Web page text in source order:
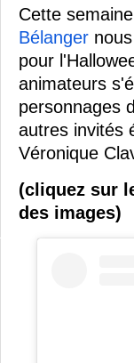
Cette
Bélanger
pour
animateurs
personnages
autres invités
Véronique
(cliquez sur
des images)